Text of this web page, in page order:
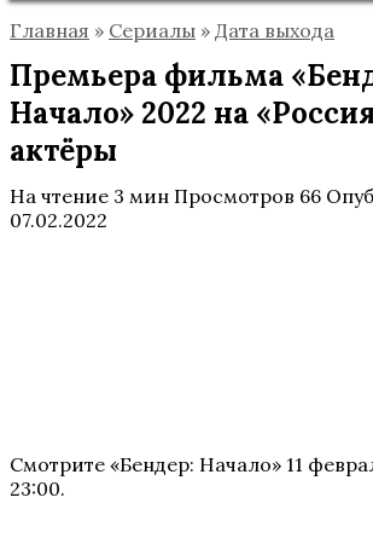
Главная » Сериалы » Дата выхода
Премьера фильма
Начало» 2022 на
актёры
На чтение 3 мин Просмотров 66
07.02.2022
Смотрите «Бендер: Начало» 11
23:00.